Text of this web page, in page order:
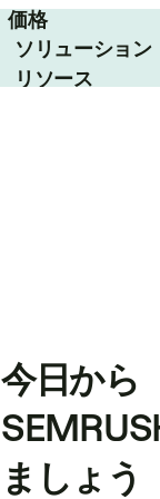
価格
ソリューション
リソース
今日から
ましょう